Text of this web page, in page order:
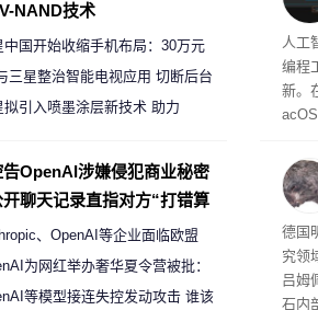
多
人工
编程
新。
互相
调工
囊”
德国
究领
吕姆
石内
NAND技术
中国开始收缩手机布局：30万元
不达标门店 将被逐步清退
三星整治智能电视应用 切断后台
带宽的违规行为
拟引入喷墨涂层新技术 助力
OpenAI涉嫌侵犯商业秘密
开聊天记录直指对方“打错算
、OpenAI等企业面临欧盟
能法案》全新执法权限审查
为网红举办奢华夏令营被批：
一晚 遭讽“反乌托邦”
等模型接连失控发动攻击 谁该